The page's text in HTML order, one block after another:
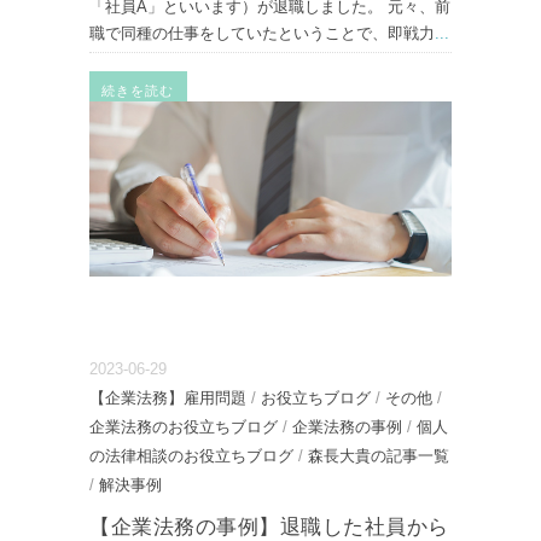
「社員A」といいます）が退職しました。 元々、前
職で同種の仕事をしていたということで、即戦力 ...
続きを読む
2023-06-29
【企業法務】雇用問題 / お役立ちブログ / その他 /
企業法務のお役立ちブログ / 企業法務の事例 / 個人
の法律相談のお役立ちブログ / 森長大貴の記事一覧
/ 解決事例
【企業法務の事例】退職した社員から